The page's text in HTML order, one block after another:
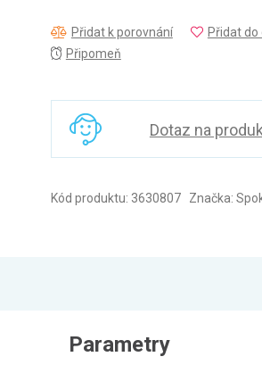
Přidat k porovnání Přidat do
Připomeň
Dotaz na
Kód produktu: 3630807 Značka:
Parametry